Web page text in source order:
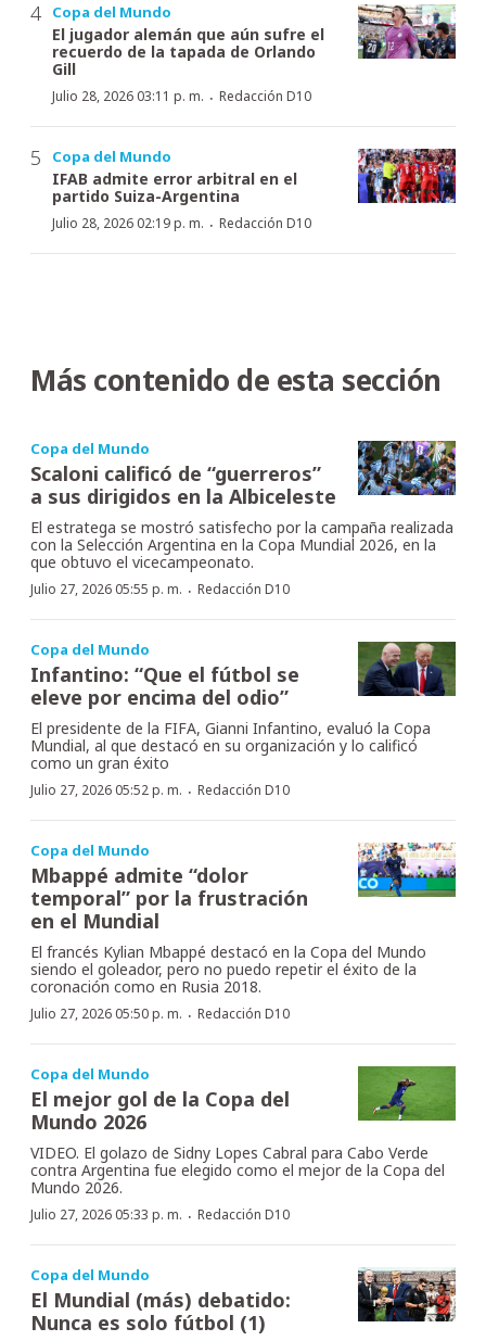
Copa del Mundo
El jugador alemán que aún sufre el
recuerdo de la tapada de Orlando
Gill
Julio 28, 2026 03:11 p. m. · Redacción D10
Copa del Mundo
IFAB admite error arbitral en el
partido Suiza-Argentina
Julio 28, 2026 02:19 p. m. · Redacción D10
Más contenido de esta sección
Copa del Mundo
Scaloni calificó de “guerreros”
a sus dirigidos en la Albiceleste
El estratega se mostró satisfecho por la campaña realizada
con la Selección Argentina en la Copa Mundial 2026, en la
que obtuvo el vicecampeonato.
Julio 27, 2026 05:55 p. m. · Redacción D10
Copa del Mundo
Infantino: “Que el fútbol se
eleve por encima del odio”
El presidente de la FIFA, Gianni Infantino, evaluó la Copa
Mundial, al que destacó en su organización y lo calificó
como un gran éxito
Julio 27, 2026 05:52 p. m. · Redacción D10
Copa del Mundo
Mbappé admite “dolor
temporal” por la frustración
en el Mundial
El francés Kylian Mbappé destacó en la Copa del Mundo
siendo el goleador, pero no puedo repetir el éxito de la
coronación como en Rusia 2018.
Julio 27, 2026 05:50 p. m. · Redacción D10
Copa del Mundo
El mejor gol de la Copa del
Mundo 2026
VIDEO. El golazo de Sidny Lopes Cabral para Cabo Verde
contra Argentina fue elegido como el mejor de la Copa del
Mundo 2026.
Julio 27, 2026 05:33 p. m. · Redacción D10
Copa del Mundo
El Mundial (más) debatido:
Nunca es solo fútbol (1)